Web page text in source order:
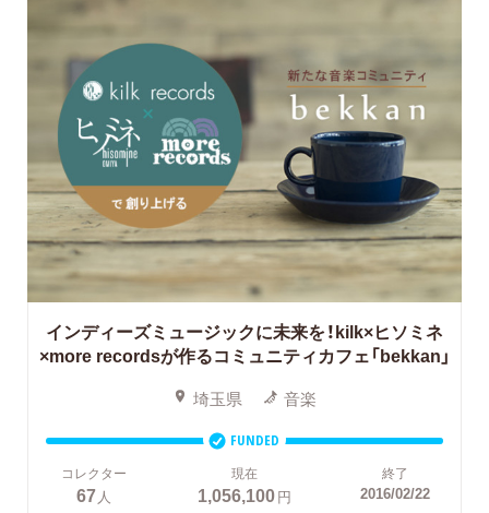
インディーズミュージックに未来を！kilk×ヒソミネ
×more recordsが作るコミュニティカフェ「bekkan」
埼玉県 音楽
FUNDED
コレクター
67 人
現在
1,056,100円
終了
2016/02/22